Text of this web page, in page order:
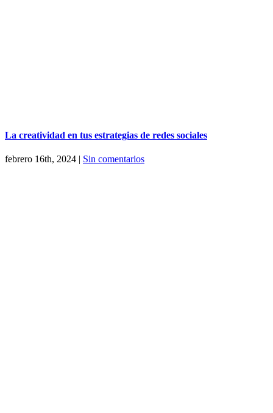
La creatividad en tus estrategias de redes sociales
febrero 16th, 2024 | Sin comentarios